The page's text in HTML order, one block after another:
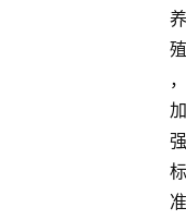
养
殖
，
加
强
标
准